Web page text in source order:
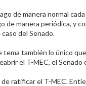
de manera normal
de manera periódica, y
del Senado.​
también lo único
el T-MEC, el
ratificar el T-MEC.